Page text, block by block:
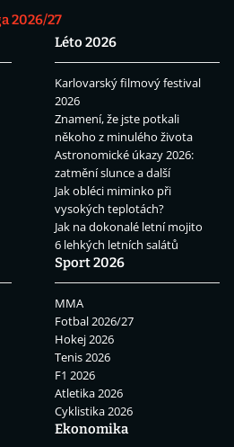
2026/27
Léto 2026
Karlovarský filmový festival
2026
Znamení, že jste potkali
někoho z minulého života
Astronomické úkazy 2026:
zatmění slunce a další
Jak obléci miminko při
vysokých teplotách?
Jak na dokonalé letní mojito
6 lehkých letních salátů
Sport 2026
MMA
Fotbal 2026/27
Hokej 2026
Tenis 2026
F1 2026
Atletika 2026
Cyklistika 2026
Ekonomika